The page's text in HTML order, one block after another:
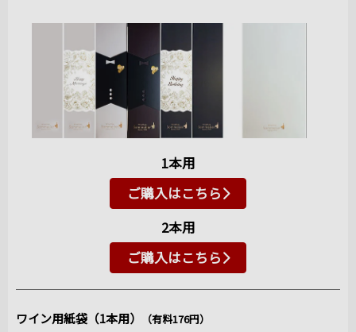
1本用
ご購入はこちら
2本用
ご購入はこちら
ワイン用紙袋（1本用） （有料176円）